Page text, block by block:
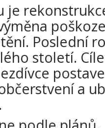
je
Poslední
století.
a